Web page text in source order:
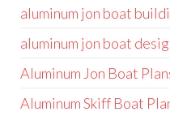
aluminum jon boat
aluminum jon boat
Aluminum Jon Boat
Aluminum Skiff Boat